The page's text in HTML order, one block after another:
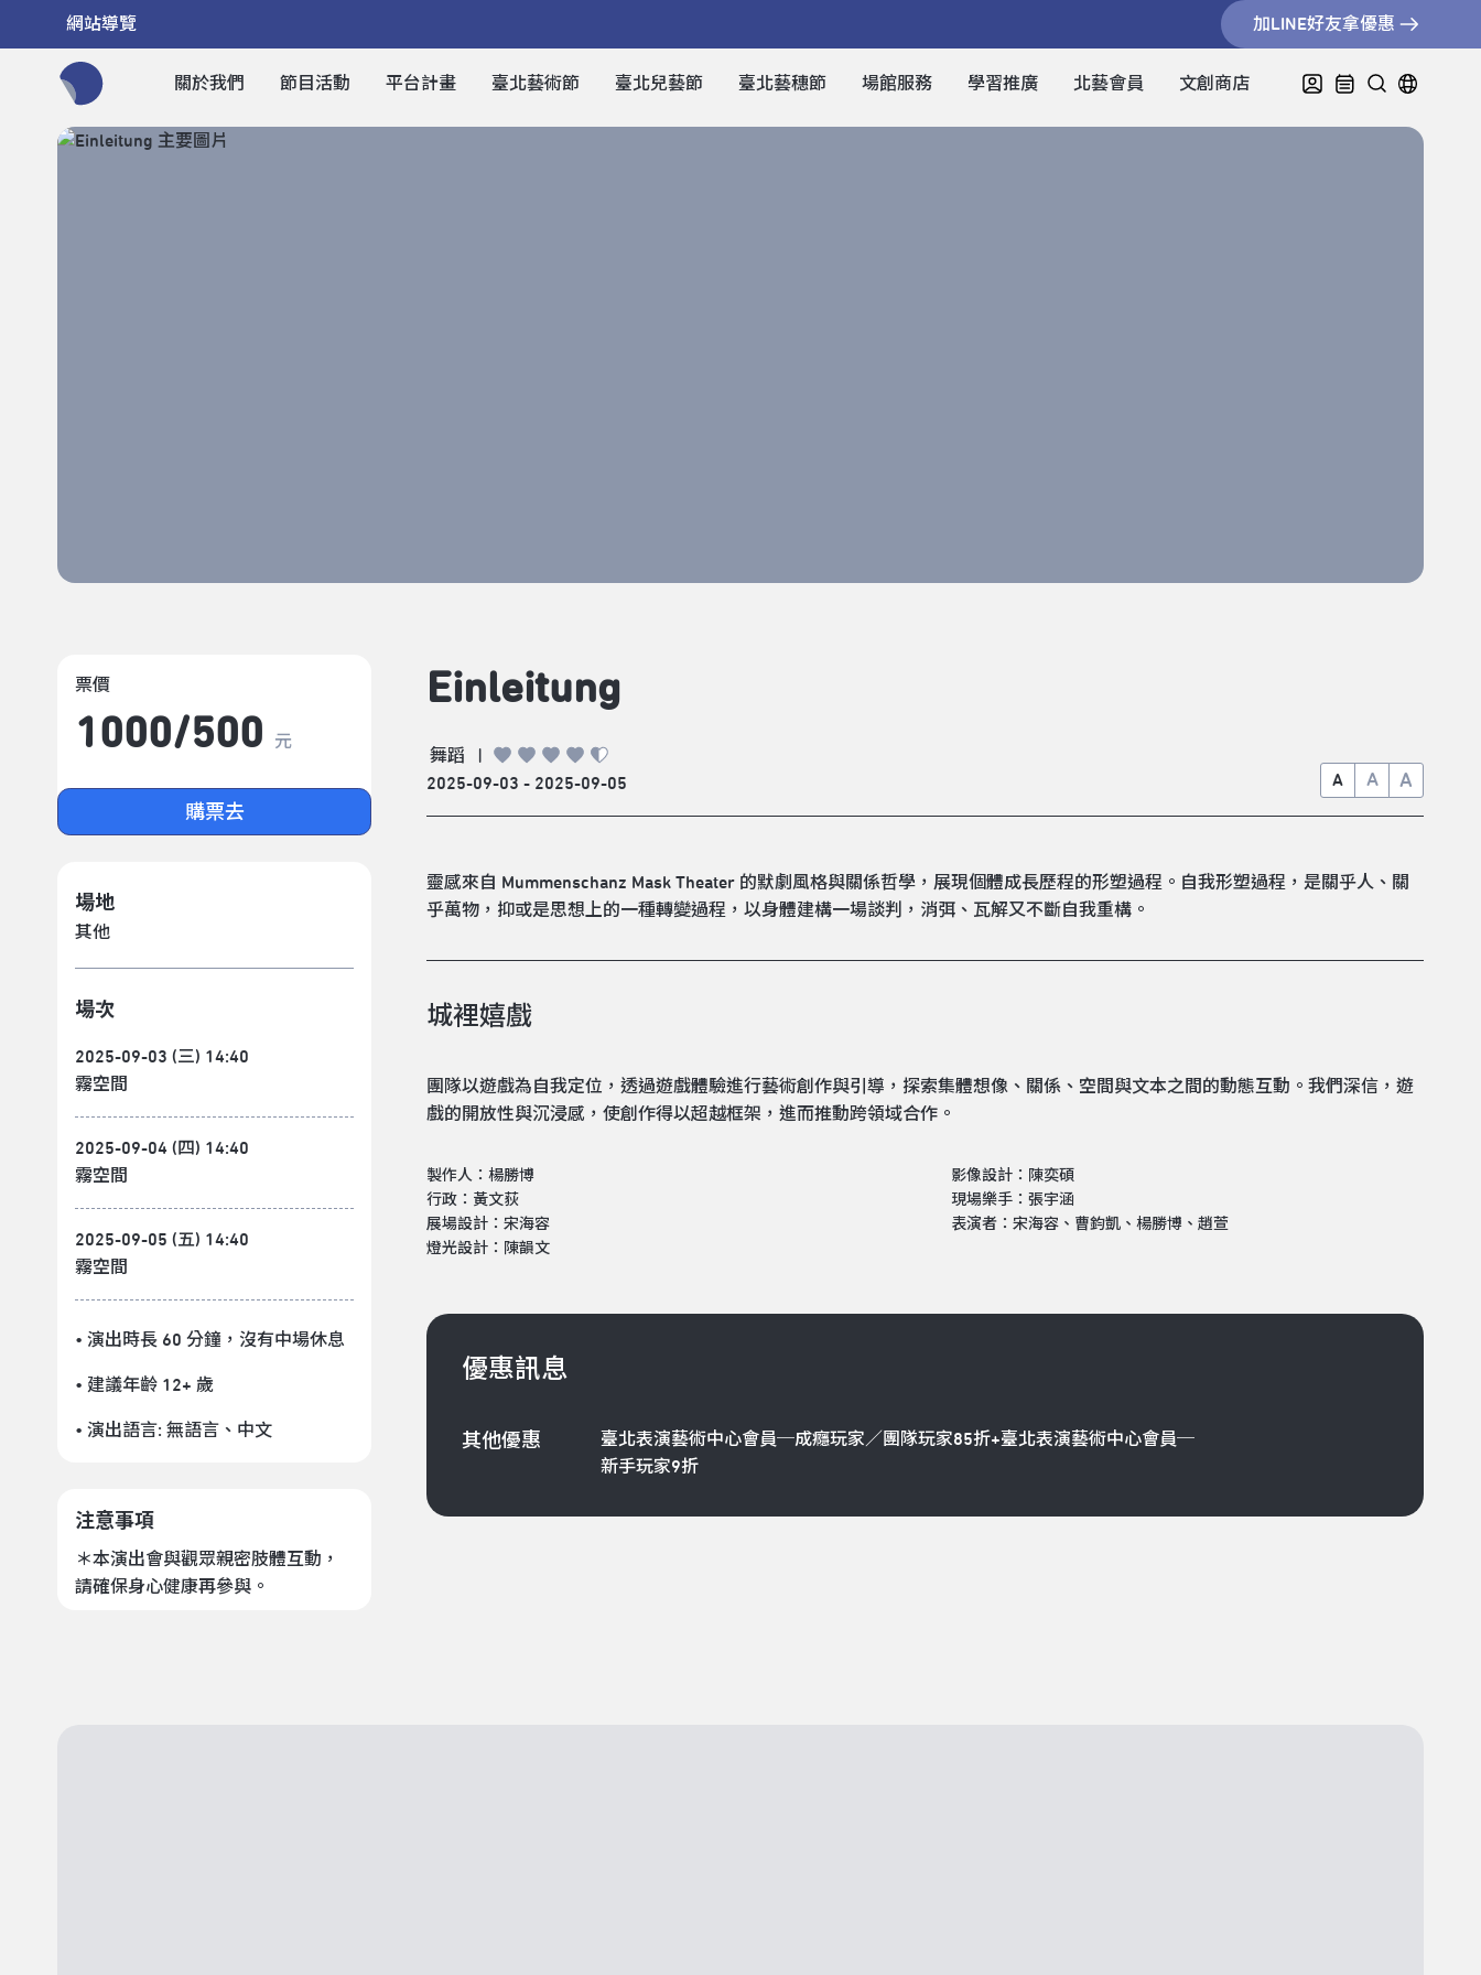
網站導覽 加LINE好友拿優惠
關於我們 節目活動 平台計畫 臺北藝術節 臺北兒藝節 臺北藝穗節 場館服務 學習推廣 北藝會員 文創商店
票價
1000/​500 元
購票去
場地
其他
場次
2025-09-03 (三) 14:40
霧空間
2025-09-04 (四) 14:40
霧空間
2025-09-05 (五) 14:40
霧空間
• 演出時長 60 分鐘 ，沒有中場休息
• 建議年齡 12+ 歲
• 演出語言: 無語言 、 中文
注意事項
＊本演出會與觀眾親密肢體互動，
請確保身心健康再參與。
Einleitung
舞蹈
2025-09-03 - 2025-09-05
A A A
靈感來自 Mummenschanz Mask Theater 的默劇風格與關係哲學，展現個體成長歷程的形塑過程。自我形塑過程，是關乎人、關
乎萬物，抑或是思想上的一種轉變過程，以身體建構一場談判，消弭、瓦解又不斷自我重構。
城裡嬉戲
團隊以遊戲為自我定位，透過遊戲體驗進行藝術創作與引導，探索集體想像、關係、空間與文本之間的動態互動。我們深信，遊
戲的開放性與沉浸感，使創作得以超越框架，進而推動跨領域合作。
製作人：楊勝博
行政：黃文荻
展場設計：宋海容
燈光設計：陳韻文
影像設計：陳奕碩
現場樂手：張宇涵
表演者：宋海容、曹鈞凱、楊勝博、趙萱
優惠訊息
其他優惠
臺北表演藝術中心會員─成癮玩家／團隊玩家85折+臺北表演藝術中心會員─
新手玩家9折